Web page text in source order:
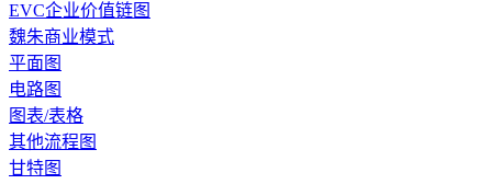
EVC企业价值链图
魏朱商业模式
平面图
电路图
图表/表格
其他流程图
甘特图